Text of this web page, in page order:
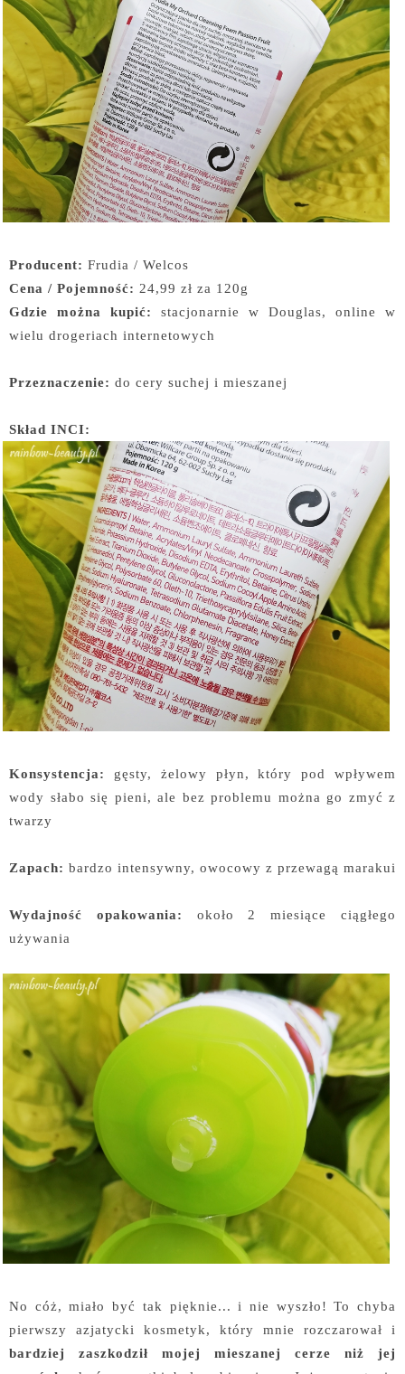
Producent: Frudia / Welcos
Cena / Pojemność: 24,99 zł za 120g
Gdzie można kupić: stacjonarnie w Douglas, online w
wielu drogeriach internetowych
Przeznaczenie: do cery suchej i mieszanej
Skład INCI:
Konsystencja: gęsty, żelowy płyn, który pod wpływem
wody słabo się pieni, ale bez problemu można go zmyć z
twarzy
Zapach: bardzo intensywny, owocowy z przewagą marakui
Wydajność opakowania:
około 2 miesiące ciągłego
używania
No cóż, miało być tak pięknie... i nie wyszło! To chyba
pierwszy azjatycki kosmetyk, który mnie rozczarował i
bardziej zaszkodził mojej mieszanej cerze niż jej